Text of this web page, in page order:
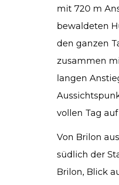
mit 720 m
bewaldeten
den ganzen
zusammen
langen
vollen Tag
Von Brilon
südlich der
Brilon, Blick